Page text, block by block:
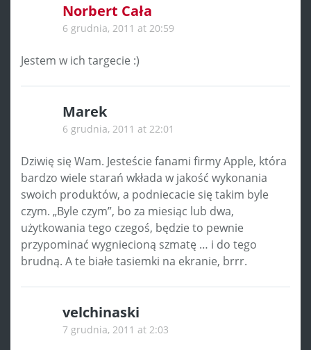
Norbert Cała
6 grudnia, 2011 at 20:59
Jestem w ich targecie :)
Marek
6 grudnia, 2011 at 22:01
Dziwię się Wam. Jesteście fanami firmy Apple, która
bardzo wiele starań wkłada w jakość wykonania
swoich produktów, a podniecacie się takim byle
czym. „Byle czym”, bo za miesiąc lub dwa,
użytkowania tego czegoś, będzie to pewnie
przypominać wygniecioną szmatę … i do tego
brudną. A te białe tasiemki na ekranie, brrr.
velchinaski
7 grudnia, 2011 at 2:03